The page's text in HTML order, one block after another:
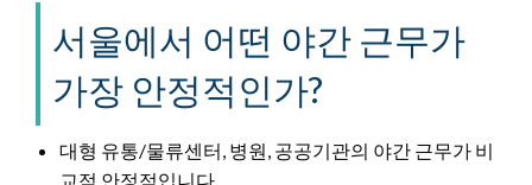
서울에서 어떤 야간 근무가
가장 안정적인가?
대형 유통/물류센터, 병원, 공공기관의 야간 근무가 비
교적 안정적입니다.